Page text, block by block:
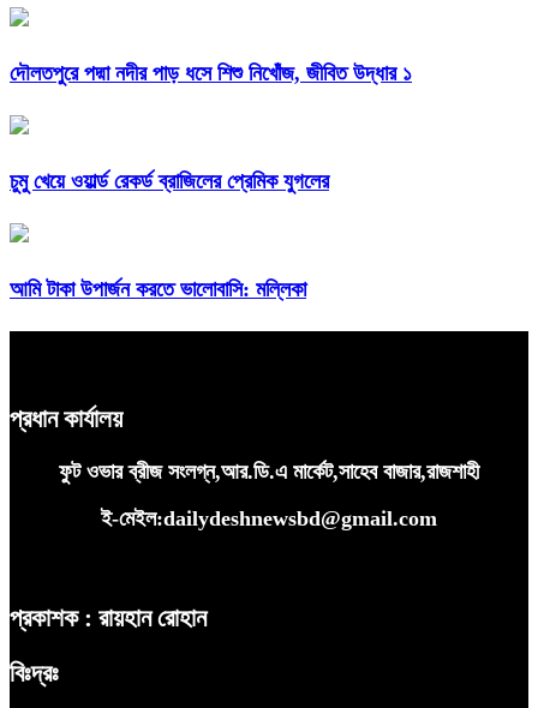
দৌলতপুরে পদ্মা নদীর পাড় ধসে শিশু নিখোঁজ, জীবিত উদ্ধার ১
চুমু খেয়ে ওয়ার্ল্ড রেকর্ড ব্রাজিলের প্রেমিক যুগলের
আমি টাকা উপার্জন করতে ভালোবাসি: মল্লিকা
প্রধান কার্যালয়
ফুট ওভার ব্রীজ সংলগ্ন,আর.ডি.এ মার্কেট,সাহেব বাজার,রাজশাহী
ই-মেইল:dailydeshnewsbd@gmail.com
প্রকাশক : রায়হান রোহান
বিঃদ্রঃ